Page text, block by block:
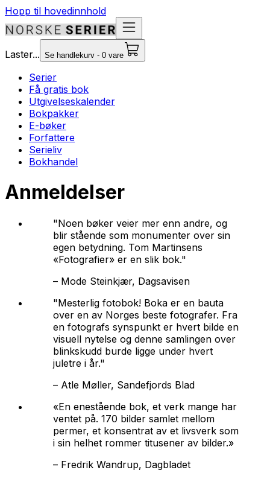
Hopp til hovedinnhold
Laster... Se handlekurv - 0 vare
Serier
Få gratis bok
Utgivelseskalender
Bokpakker
E-bøker
Forfattere
Serieliv
Bokhandel
Anmeldelser
"Noen bøker veier mer enn andre, og
blir stående som monumenter over sin
egen betydning. Tom Martinsens
«Fotografier» er en slik bok."
– Mode Steinkjær, Dagsavisen
"Mesterlig fotobok! Boka er en bauta
over en av Norges beste fotografer. Fra
en fotografs synspunkt er hvert bilde en
visuell nytelse og denne samlingen over
blinkskudd burde ligge under hvert
juletre i år."
– Atle Møller, Sandefjords Blad
«En enestående bok, et verk mange har
ventet på. 170 bilder samlet mellom
permer, et konsentrat av et livsverk som
i sin helhet rommer titusener av bilder.»
– Fredrik Wandrup, Dagbladet